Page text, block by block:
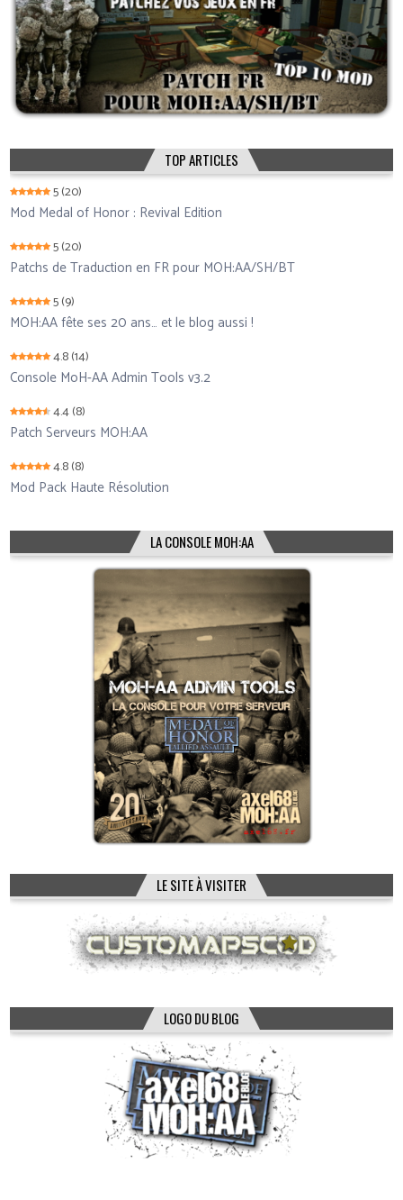
TOP ARTICLES
5(20)
Mod Medal of Honor : Revival Edition
5(20)
Patchs de Traduction en FR pour MOH:AA/SH/BT
5(9)
MOH:AA fête ses 20 ans… et le blog aussi !
4.8(14)
Console MoH-AA Admin Tools v3.2
4.4(8)
Patch Serveurs MOH:AA
4.8(8)
Mod Pack Haute Résolution
LA CONSOLE MOH:AA
LE SITE À VISITER
LOGO DU BLOG